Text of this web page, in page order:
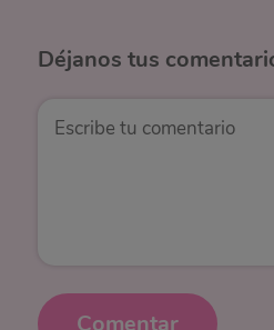
Déjanos tus
Comentar